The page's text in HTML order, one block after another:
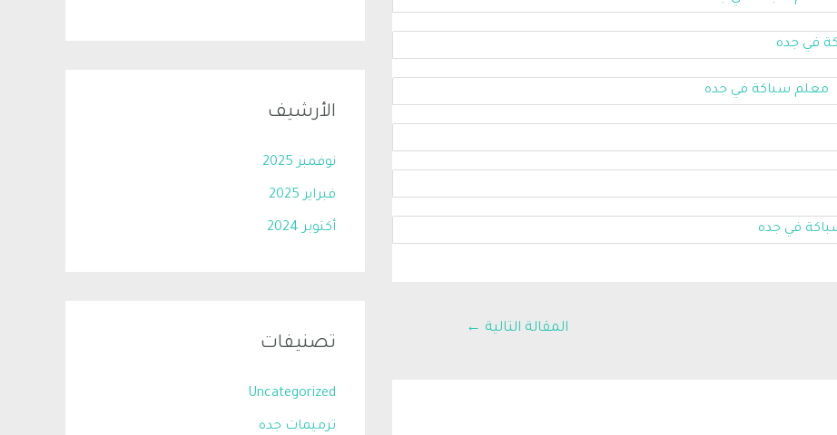
المقالة التالية ←
الأرشيف
نوفمبر 2025
فبراير 2025
أكتوبر 2024
تصنيفات
Uncategorized
ترميمات جده